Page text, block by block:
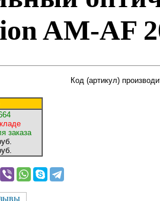
AM-AF
заказа
Код (артикул)